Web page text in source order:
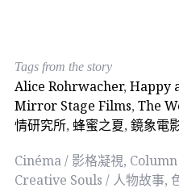
Tags from the story
Alice Rohrwacher, Happy
Mirror Stage Films, The
情研究所, 蜂蜜之夏, 鏡象電
Cinéma / 影格凝視,
Creative Souls / 人物故事,